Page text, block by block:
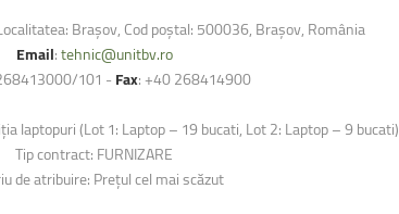
Brașov, Cod poștal: 500036, Brașov, România
Email:tehnic@unitbv.ro
101 - Fax: +40 268414900
laptopuri (Lot 1: Laptop – 19 bucati, Lot 2: Laptop – 9 bucati)
Tip contract: FURNIZARE
de atribuire: Prețul cel mai scăzut